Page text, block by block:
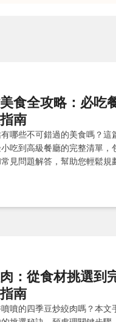
食全攻略：必吃
南
哪些不可錯過的美食嗎？這
吃到高級餐廳的完整清單，
見問題解答，幫助您輕鬆規
：從食材挑選到
南
噴的四季豆炒絞肉嗎？本文